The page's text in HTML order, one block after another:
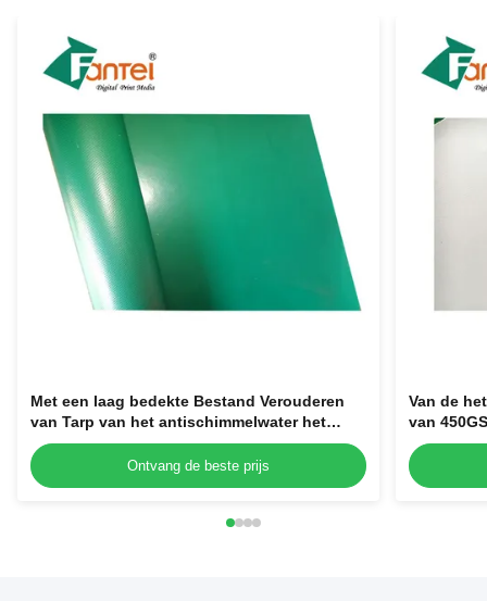
Met een laag bedekte Bestand Verouderen
van Tarp van het antischimmelwater het
Bestand pvc
Ontvang de beste prijs
Van de
van
bestand